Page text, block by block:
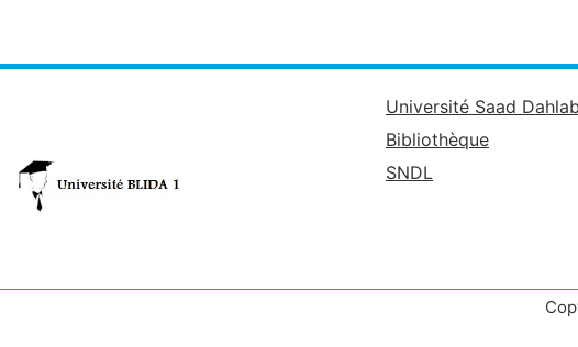
Université Saad Dahlab
Bibliothèque
SNDL